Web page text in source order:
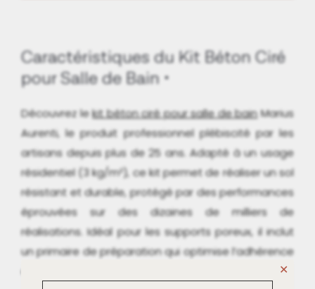
Caractéristiques du Kit Béton Ciré
pour Salle de Bain
Découvrez lekit béton ciré pour salle de bainMarius
Aurenti, le produit professionnel plébiscité par les
artisans depuis plus de 25 ans. Adapté à un usage
résidentiel (3 kg/m²), ce kit permet de réaliser un sol
résistant et durable, protégé par des performances
éprouvées sur des dizaines de milliers de
réalisations. Idéal pour les supports poreux, il inclut
un primaire de préparation qui optimise l’adhérence
✕